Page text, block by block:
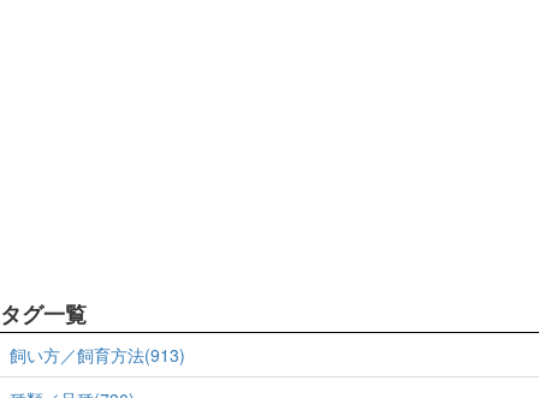
タグ一覧
飼い方／飼育方法(913)